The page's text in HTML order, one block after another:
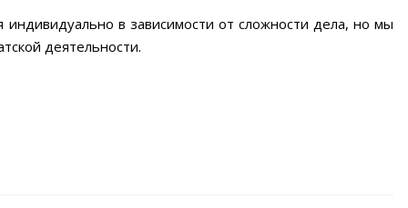
индивидуально в зависимости от сложности дела, но мы
деятельности.